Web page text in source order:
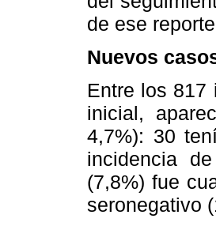
de ese
Nuevos
Entre los 817
inicial,
4,7%): 30
incidencia
(7,8%) fue
seronegativo